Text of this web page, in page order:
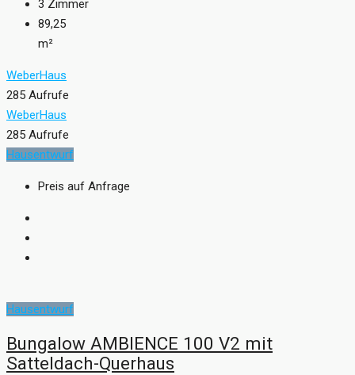
3 Zimmer
89,25
m²
WeberHaus
285 Aufrufe
WeberHaus
285 Aufrufe
Hausentwurf
Preis auf Anfrage
Hausentwurf
Bungalow AMBIENCE 100 V2 mit
Satteldach-Querhaus